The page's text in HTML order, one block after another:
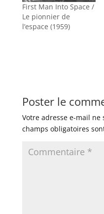
First Man Into Space /
Le pionnier de
l’espace (1959)
Poster le
Votre adresse e-mail ne
champs obligatoires